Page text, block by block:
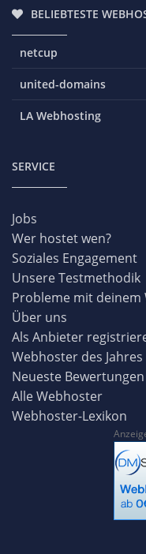
BELIEBTESTE
netcup
united-domains
LA Webhosting
SERVICE
Jobs
Wer hostet wen?
Soziales Engagement
Unsere Testmethodik
Probleme mit deinem
Über uns
Als Anbieter
Webhoster des Jahres
Neueste Bewertungen
Alle Webhoster
Webhoster-Lexikon